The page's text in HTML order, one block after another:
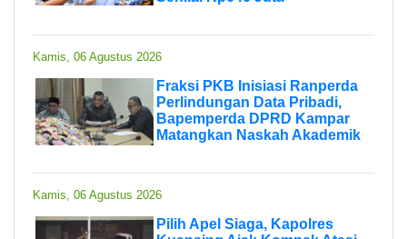
Kamis, 06 Agustus 2026
Fraksi PKB Inisiasi Ranperda
Perlindungan Data Pribadi,
Bapemperda DPRD Kampar
Matangkan Naskah Akademik
Kamis, 06 Agustus 2026
Pilih Apel Siaga, Kapolres